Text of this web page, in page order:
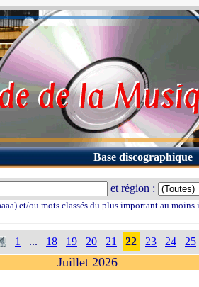
Base discographique
et région :
et/ou mots classés du plus important au moins
1 ... 18 19 20 21 22 23 24 25
Juillet 2026